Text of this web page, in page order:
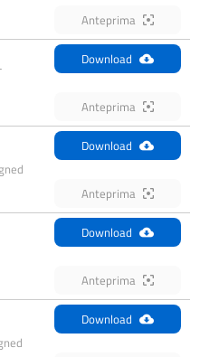
Anteprima
Download
Anteprima
Download
Anteprima
Download
Anteprima
Download